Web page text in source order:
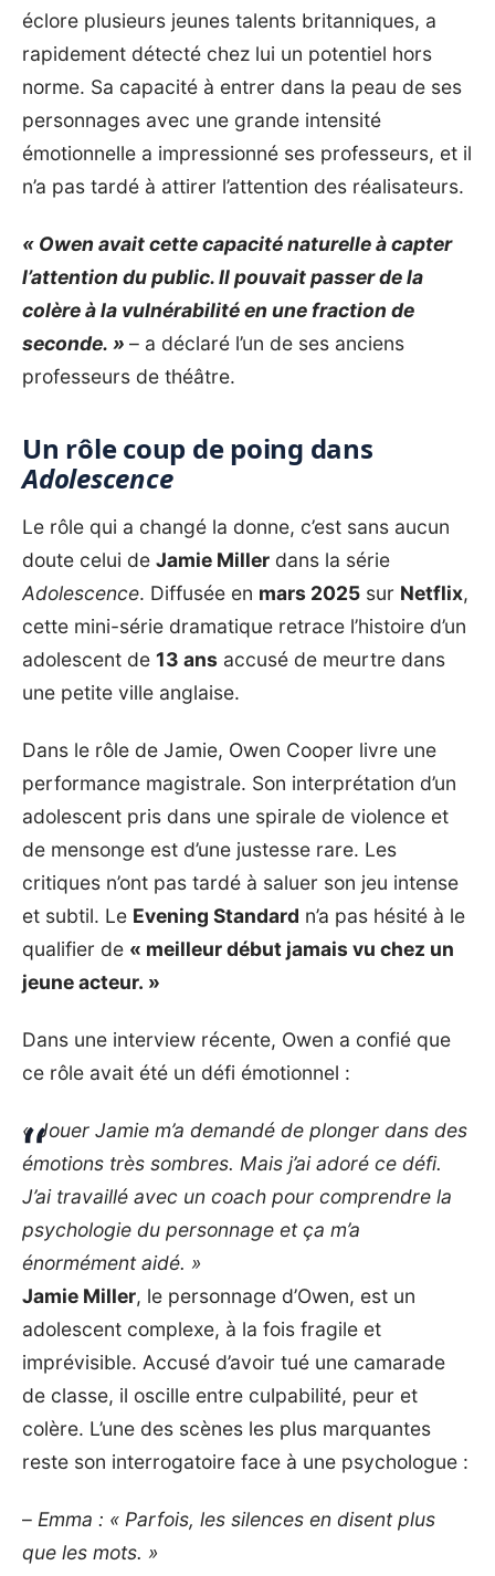
éclore plusieurs jeunes talents britanniques, a
rapidement détecté chez lui un potentiel hors
norme. Sa capacité à entrer dans la peau de ses
personnages avec une grande intensité
émotionnelle a impressionné ses professeurs, et il
n’a pas tardé à attirer l’attention des réalisateurs.
« Owen avait cette capacité naturelle à capter
l’attention du public. Il pouvait passer de la
colère à la vulnérabilité en une fraction de
seconde. » – a déclaré l’un de ses anciens
professeurs de théâtre.
Un rôle coup de poing dans
Adolescence
Le rôle qui a changé la donne, c’est sans aucun
doute celui de Jamie Miller dans la série
Adolescence. Diffusée en mars 2025 sur Netflix,
cette mini-série dramatique retrace l’histoire d’un
adolescent de 13 ans accusé de meurtre dans
une petite ville anglaise.
Dans le rôle de Jamie, Owen Cooper livre une
performance magistrale. Son interprétation d’un
adolescent pris dans une spirale de violence et
de mensonge est d’une justesse rare. Les
critiques n’ont pas tardé à saluer son jeu intense
et subtil. Le Evening Standard n’a pas hésité à le
qualifier de « meilleur début jamais vu chez un
jeune acteur. »
Dans une interview récente, Owen a confié que
ce rôle avait été un défi émotionnel :
« Jouer Jamie m’a demandé de plonger dans des
émotions très sombres. Mais j’ai adoré ce défi.
J’ai travaillé avec un coach pour comprendre la
psychologie du personnage et ça m’a
énormément aidé. »
Jamie Miller, le personnage d’Owen, est un
adolescent complexe, à la fois fragile et
imprévisible. Accusé d’avoir tué une camarade
de classe, il oscille entre culpabilité, peur et
colère. L’une des scènes les plus marquantes
reste son interrogatoire face à une psychologue :
– Emma : « Parfois, les silences en disent plus
que les mots. »